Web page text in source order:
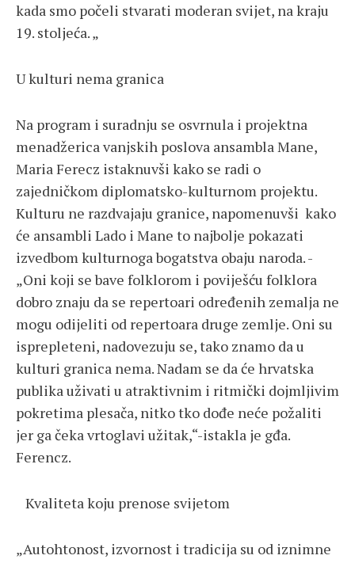
kada smo počeli stvarati moderan svijet, na kraju
19. stoljeća. „
U kulturi nema granica
Na program i suradnju se osvrnula i projektna
menadžerica vanjskih poslova ansambla Mane,
Maria Ferecz istaknuvši kako se radi o
zajedničkom diplomatsko-kulturnom projektu.
Kulturu ne razdvajaju granice, napomenuvši kako
će ansambli Lado i Mane to najbolje pokazati
izvedbom kulturnoga bogatstva obaju naroda. -
„Oni koji se bave folklorom i poviješću folklora
dobro znaju da se repertoari određenih zemalja ne
mogu odijeliti od repertoara druge zemlje. Oni su
isprepleteni, nadovezuju se, tako znamo da u
kulturi granica nema. Nadam se da će hrvatska
publika uživati u atraktivnim i ritmički dojmljivim
pokretima plesača, nitko tko dođe neće požaliti
jer ga čeka vrtoglavi užitak,“-istakla je gđa.
Ferencz.
Kvaliteta koju prenose svijetom
„Autohtonost, izvornost i tradicija su od iznimne